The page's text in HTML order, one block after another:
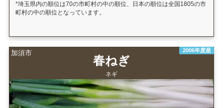
*埼玉県内の順位は70の市町村の中の順位、日本の順位は全国1805の市
町村の中の順位となっています。
加須市 2006年度産
春ねぎ
ネギ